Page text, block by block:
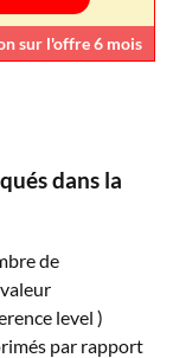
sur l'offre 6 mois
dans la
de
level )
par rapport